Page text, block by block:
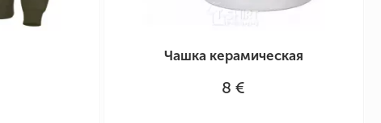
Чашка керамическая
8 €